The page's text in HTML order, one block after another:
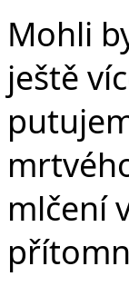
Mohli
ještě
mlčení